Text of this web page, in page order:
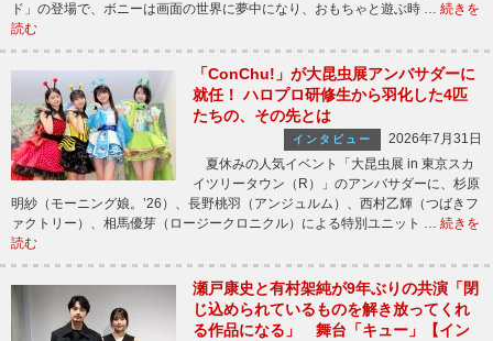
ド」の登場で、ボニーは画面の世界に夢中になり、おもちゃと遊ぶ時 … 続きを
読む
「ConChu!」が大昆虫展アンバサダーに
就任！ ハロプロ研修生から羽化した4匹
たちの、その先とは
インタビュー
2026年7月31日
夏休みの人気イベント「大昆虫展 in 東京スカ
イツリータウン（R）」のアンバサダーに、杉原
明紗（モーニング娘。’26）、長野桃羽（アンジュルム）、西村乙輝（つばきフ
ァクトリー）、相馬優芽（ロージークロニクル）による特別ユニット … 続きを
読む
瀬戸康史と有村架純が9年ぶりの共演「閉
じ込められているものを解き放ってくれ
る作品になる」 舞台「キュー」【イン